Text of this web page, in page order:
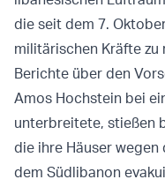
die seit dem 7.
militärischen Kräfte zu
Berichte über den
Amos Hochstein bei
unterbreitete, stießen
die ihre Häuser wegen
dem Südlibanon